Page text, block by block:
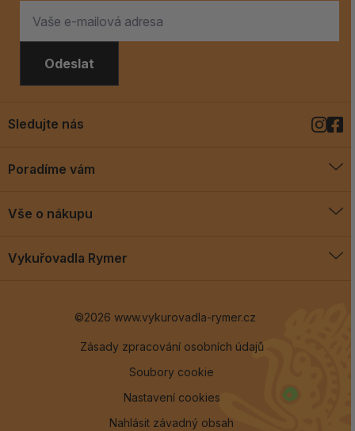
Odeslat
Poradíme vám
Blog
Vše o nákupu
Vykuřovadla Rymer
Sledujte nás
©2026 www.vykurovadla-rymer.cz
Zásady zpracování osobních údajů
Soubory cookie
Nastavení cookies
Nahlásit závadný obsah